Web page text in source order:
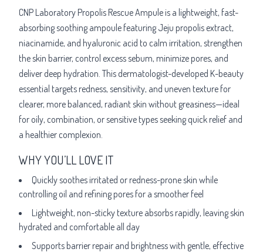
CNP Laboratory Propolis Rescue Ampule is a lightweight, fast-
absorbing soothing ampoule featuring Jeju propolis extract,
niacinamide, and hyaluronic acid to calm irritation, strengthen
the skin barrier, control excess sebum, minimize pores, and
deliver deep hydration. This dermatologist-developed K-beauty
essential targets redness, sensitivity, and uneven texture for
clearer, more balanced, radiant skin without greasiness—ideal
for oily, combination, or sensitive types seeking quick relief and
a healthier complexion.
WHY YOU’LL LOVE IT
Quickly soothes irritated or redness-prone skin while
controlling oil and refining pores for a smoother feel
Lightweight, non-sticky texture absorbs rapidly, leaving skin
hydrated and comfortable all day
Supports barrier repair and brightness with gentle, effective